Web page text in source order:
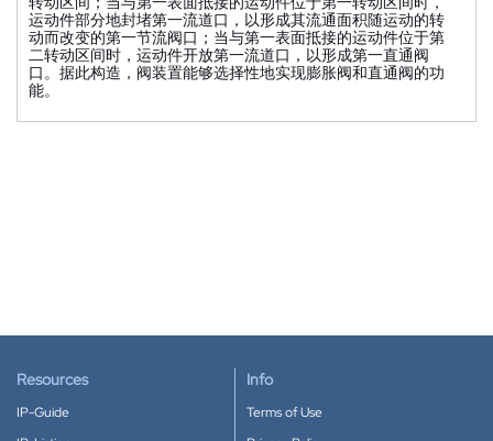
运动件部分地封堵第一流道口，以形成其流通面积随运动的转
动而改变的第一节流阀口；当与第一表面抵接的运动件位于第
二转动区间时，运动件开放第一流道口，以形成第一直通阀
口。据此构造，阀装置能够选择性地实现膨胀阀和直通阀的功
能。
Resources
IP-Guide
Info
Terms of Use